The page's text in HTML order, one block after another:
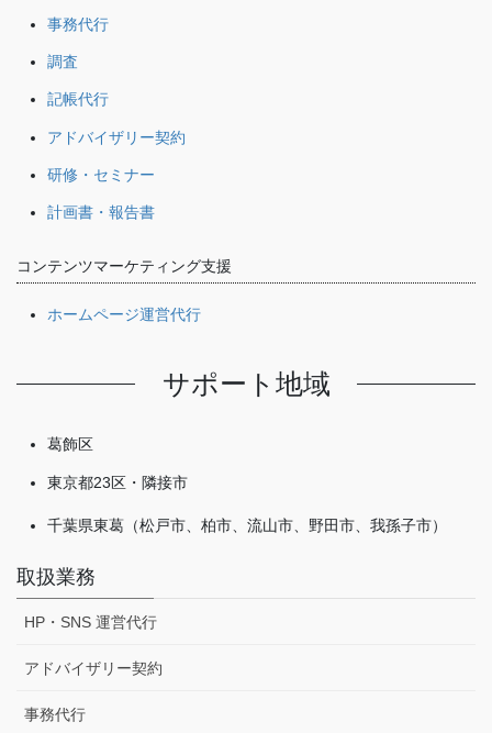
事務代行
調査
記帳代行
アドバイザリー契約
研修・セミナー
計画書・報告書
コンテンツマーケティング支援
ホームページ運営代行
サポート地域
葛飾区
東京都23区・隣接市
千葉県東葛（松戸市、柏市、流山市、野田市、我孫子市）
取扱業務
HP・SNS 運営代行
アドバイザリー契約
事務代行